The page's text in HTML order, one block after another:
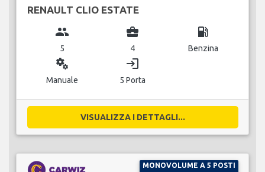
RENAULT CLIO ESTATE
group
5
business_center
4
local_gas_station
Benzina
miscellaneous_services
Manuale
login
5 Porta
VISUALIZZA I DETTAGLI...
MONOVOLUME A 5 POSTI